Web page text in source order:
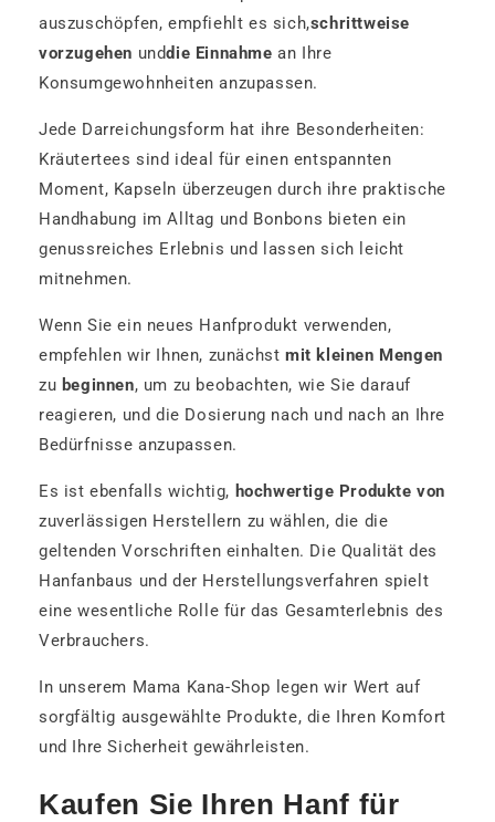
auszuschöpfen, empfiehlt es sich,schrittweise
vorzugehen unddie Einnahme an Ihre
Konsumgewohnheiten anzupassen.
Jede Darreichungsform hat ihre Besonderheiten:
Kräutertees sind ideal für einen entspannten
Moment, Kapseln überzeugen durch ihre praktische
Handhabung im Alltag und Bonbons bieten ein
genussreiches Erlebnis und lassen sich leicht
mitnehmen.
Wenn Sie ein neues Hanfprodukt verwenden,
empfehlen wir Ihnen, zunächstmit kleinen Mengen
zu beginnen, um zu beobachten, wie Sie darauf
reagieren, und die Dosierung nach und nach an Ihre
Bedürfnisse anzupassen.
Es ist ebenfalls wichtig, hochwertige Produkte von
zuverlässigen Herstellern zu wählen, die die
geltenden Vorschriften einhalten. Die Qualität des
Hanfanbaus und der Herstellungsverfahren spielt
eine wesentliche Rolle für das Gesamterlebnis des
Verbrauchers.
In unserem Mama Kana-Shop legen wir Wert auf
sorgfältig ausgewählte Produkte, die Ihren Komfort
und Ihre Sicherheit gewährleisten.
Kaufen Sie Ihren Hanf für